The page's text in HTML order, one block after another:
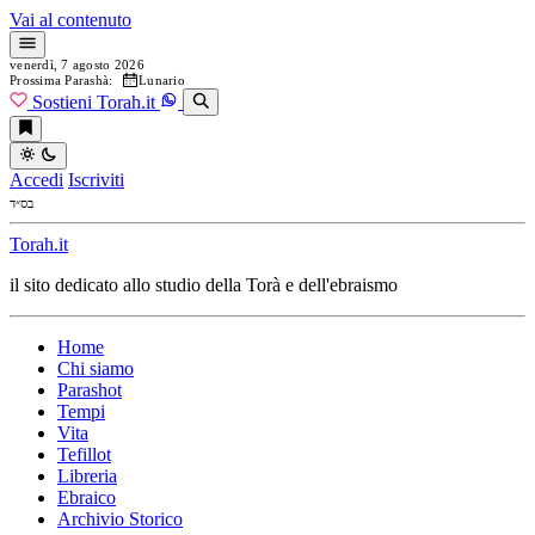
Vai al contenuto
venerdì, 7 agosto 2026
Prossima Parashà:
Lunario
Sostieni Torah.it
Accedi Iscriviti
בס״ד
Torah.it
il sito dedicato allo studio della Torà e dell'ebraismo
Home
Chi siamo
Parashot
Tempi
Vita
Tefillot
Libreria
Ebraico
Archivio Storico